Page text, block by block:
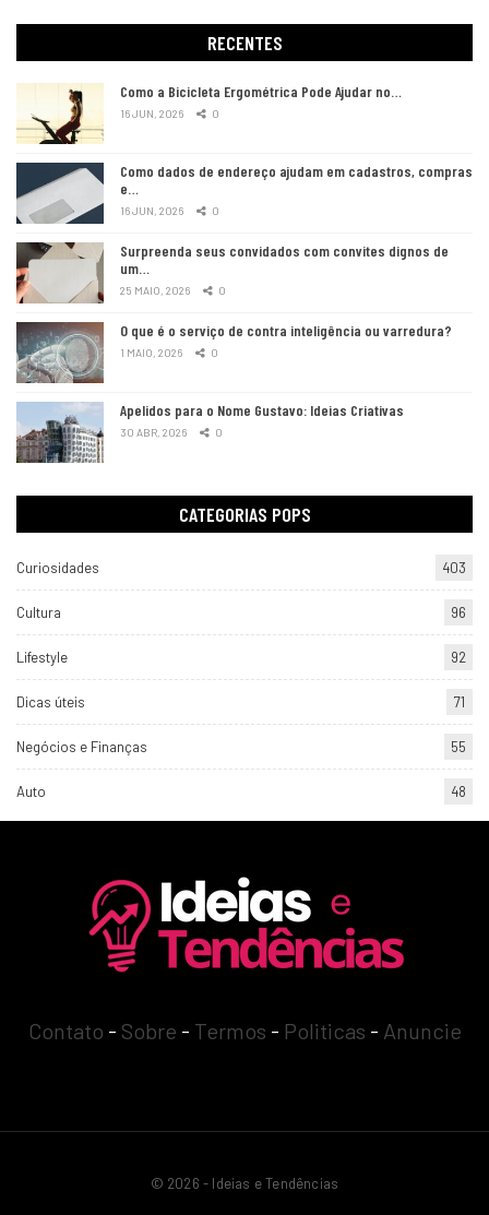
RECENTES
Como a Bicicleta Ergométrica Pode Ajudar no…
16 JUN, 2026 0
Como dados de endereço ajudam em cadastros, compras
e…
16 JUN, 2026 0
Surpreenda seus convidados com convites dignos de
um…
25 MAIO, 2026 0
O que é o serviço de contra inteligência ou varredura?
1 MAIO, 2026 0
Apelidos para o Nome Gustavo: Ideias Criativas
30 ABR, 2026 0
CATEGORIAS POPS
Curiosidades 403
Cultura 96
Lifestyle 92
Dicas úteis 71
Negócios e Finanças 55
Auto 48
Contato - Sobre - Termos - Politicas - Anuncie
© 2026 - Ideias e Tendências